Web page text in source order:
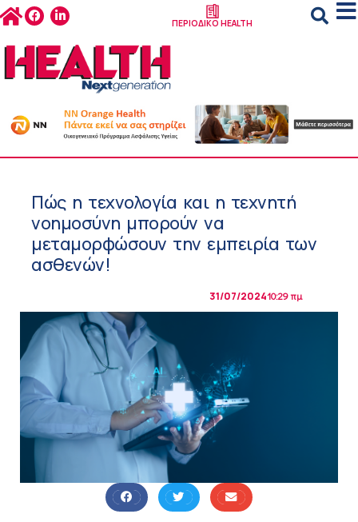
ΠΕΡΙΟΔΙΚΟ HEALTH
Πώς η τεχνολογία και η τεχνητή
νοημοσύνη μπορούν να
μεταμορφώσουν την εμπειρία των
ασθενών!
31/07/202410:29 πμ